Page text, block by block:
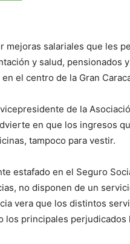
mejoras salariales que les
y salud,
el centro de la Gran
de la
en que los ingresos
tampoco para vestir.
estafado en el Seguro
no disponen de un
vera que los distintos
los principales perjudicados